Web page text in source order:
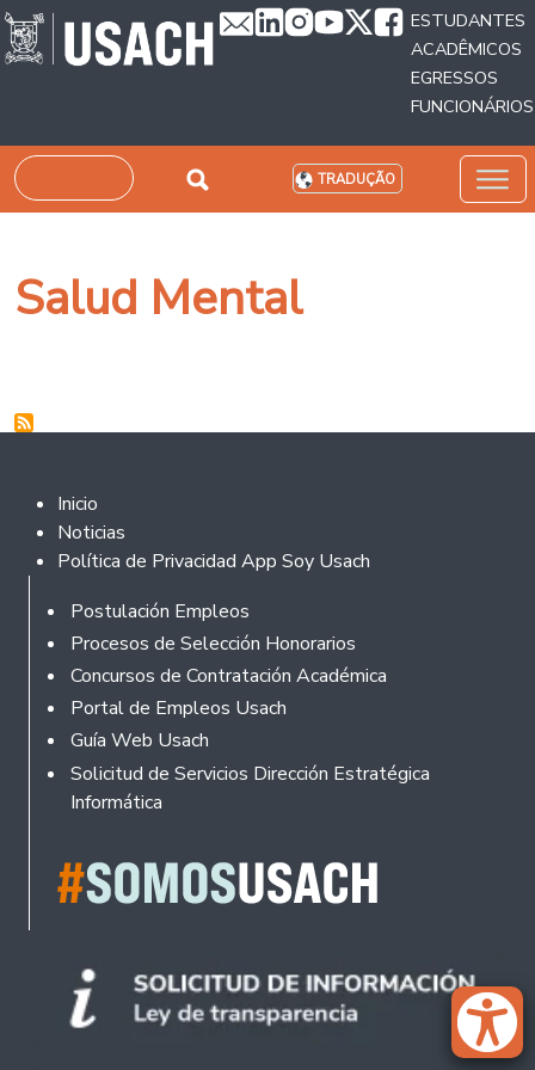
Passar para o conteúdo principal
ESTUDANTES
ACADÊMICOS
EGRESSOS
FUNCIONÁRIOS
Pesquisar TRADUÇÃO
Salud Mental
Footer 2
Inicio
Noticias
Política de Privacidad App Soy Usach
Rodapé
Postulación Empleos
Procesos de Selección Honorarios
Concursos de Contratación Académica
Portal de Empleos Usach
Guía Web Usach
Solicitud de Servicios Dirección Estratégica
Informática